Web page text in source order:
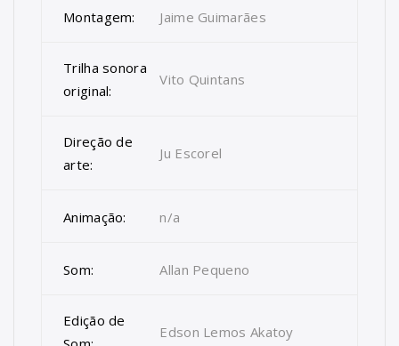
Montagem: Jaime Guimarães
Trilha sonora
original:
Vito Quintans
Direção de
arte:
Ju Escorel
Animação: n/a
Som: Allan Pequeno
Edição de
Edson Lemos Akatoy